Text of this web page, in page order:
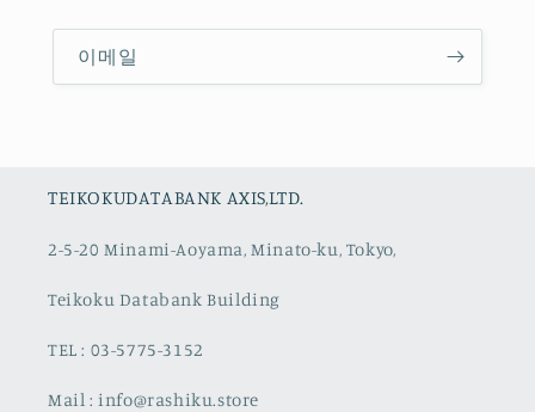
이메일
TEIKOKUDATABANK AXIS,LTD.
2-5-20 Minami-Aoyama, Minato-ku, Tokyo,
Teikoku Databank Building
TEL : 03-5775-3152
Mail : info@rashiku.store